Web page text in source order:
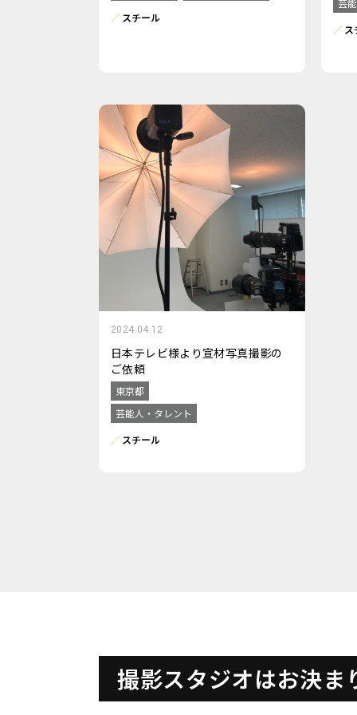
スチール
芸
2024.04.12
日本テレビ様より宣材写真撮影の
ご依頼
東京都
芸能人・タレント
スチール
撮影スタジオはお決ま